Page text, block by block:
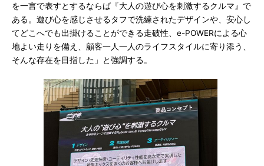
を一言で表すとするならば『大人の遊び心を刺激するクルマ』で
ある。遊び心を感じさせるタフで洗練されたデザインや、安心し
てどこへでも出掛けることができる走破性、e-POWERによる心
地よい走りを備え、顧客一人一人のライフスタイルに寄り添う、
そんな存在を目指した」と強調する。